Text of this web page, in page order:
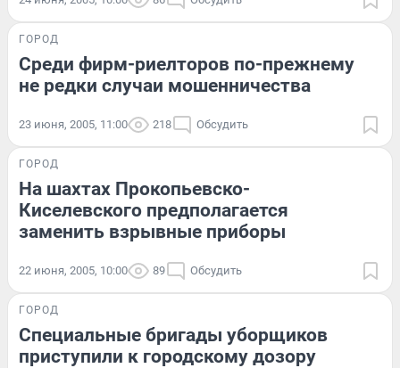
ГОРОД
Среди фирм-риелторов по-прежнему
не редки случаи мошенничества
23 июня, 2005, 11:00 218 Обсудить
ГОРОД
На шахтах Прокопьевско-
Киселевского предполагается
заменить взрывные приборы
22 июня, 2005, 10:00 89 Обсудить
ГОРОД
Специальные бригады уборщиков
приступили к городскому дозору